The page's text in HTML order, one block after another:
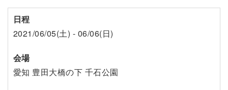
日程
2021/06/05(土) - 06/06(日)
会場
愛知 豊田大橋の下 千石公園